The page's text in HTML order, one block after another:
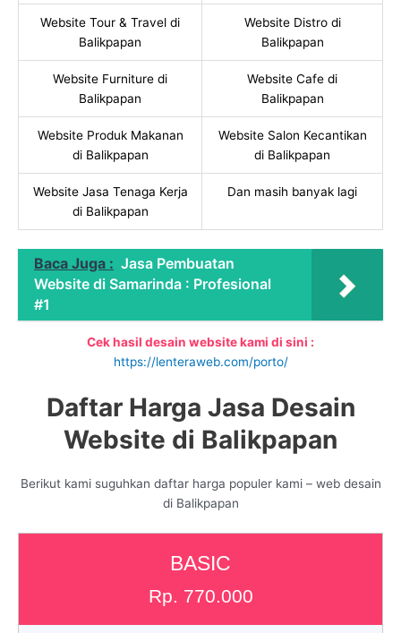
Website Tour & Travel di
Balikpapan
Website Distro di
Balikpapan
Website Furniture di
Balikpapan
Website Cafe di
Balikpapan
Website Produk Makanan
di Balikpapan
Website Salon Kecantikan
di Balikpapan
Website Jasa Tenaga Kerja
di Balikpapan
Dan masih banyak lagi
Baca Juga : Jasa Pembuatan
Website di Samarinda : Profesional
#1
Cek hasil desain website kami di sini :
https://lenteraweb.com/porto/
Daftar Harga Jasa Desain
Website di Balikpapan
Berikut kami suguhkan daftar harga populer kami – web desain
di Balikpapan
BASIC
Rp. 770.000